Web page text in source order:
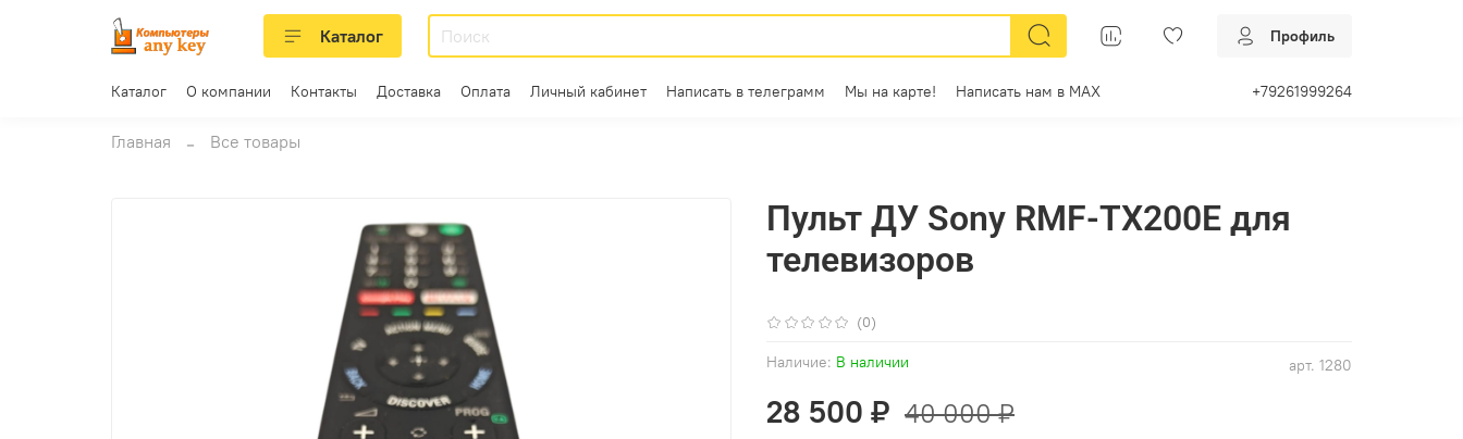
Каталог Профиль
Каталог О компании Контакты Доставка Оплата Личный кабинет Написать в телеграмм Мы на карте! Написать нам в МАХ +79261999264
Главная Все товары
(0)
арт. 1280
Наличие: В наличии
Пульт ДУ Sony RMF-TX200E для
телевизоров
28 500 ₽ 40 000 ₽